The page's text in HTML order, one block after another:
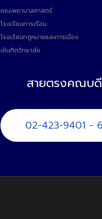
คณะพยาบาลศาสตร์
โรงเรียนการเรือน
โรงเรียนกฎหมายและการเมือง
บัณฑิตวิทยาลัย
สายตรงคณบดี
02-423-9401 -